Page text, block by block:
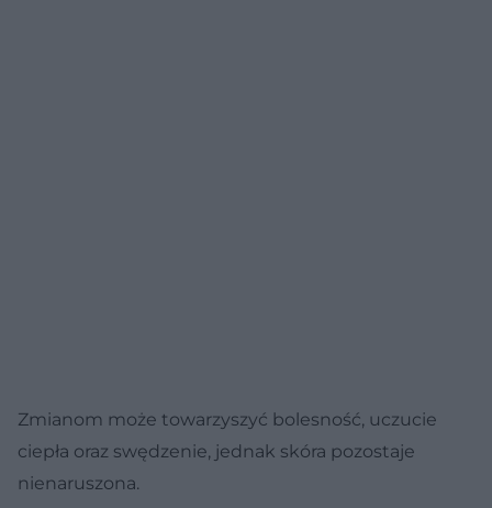
Zmianom może towarzyszyć bolesność, uczucie
ciepła oraz swędzenie, jednak skóra pozostaje
nienaruszona.